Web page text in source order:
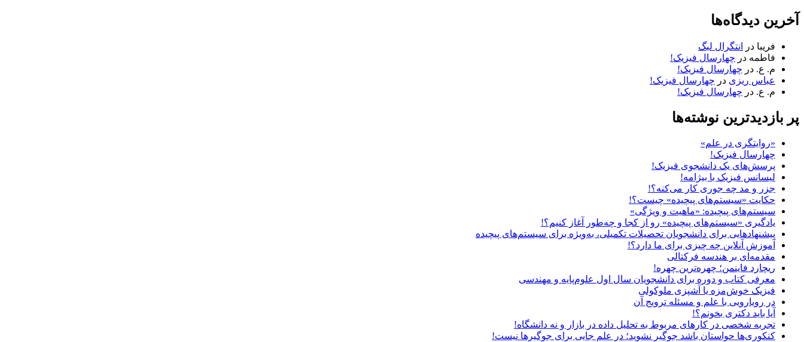
آخرین دیدگاه‌ها
فریبا در
انتگرال لبگ
فاطمه در چهارسال فیزیک!
م. ع. در چهارسال فیزیک!
عباس ریزی در چهارسال فیزیک!
م. ع. در چهارسال فیزیک!
پر بازدیدترین نوشته‌ها
«روایتگری در علم»
چهارسال فیزیک!
پرسش‌های یک دانشجوی فیزیک!
لیسانس فیزیک با بیژامه!
جزر و مد چه جوری کار می‌کنه؟!
حکایت «سیستم‌های پیچیده» چیست؟!
سیستم‌های پیچیده: «ماهیت و ویژگی‌»
یادگیری «سیستم‌های پیچیده» رو از کجا و چه‌طور آغاز کنیم؟!
پیشنهادهایی برای دانشجویان تحصیلات تکمیلی، به‌ویژه برای سیستم‌های پیچیده
آموزش آنلاین چه چیزی برای ما دارد؟!
مقدمه‌ای بر هندسه فرکتالی
ریچارد فاینمن؛ چهره‌ترین چهره!
معرفی کتاب و دوره برای دانشجویان سال اول علوم‌پایه و مهندسی
فیزیک خوش‌مزه یا آشپزی ملوکولی
در رویارویی با علم و مسئله ترویج آن
آیا باید دکتری بخونم؟!
تجربه شخصی در کارهای مربوط به تحلیل داده در بازار و نه دانشگاه!
کنکوری‌ها حواستان باشد جوگیر نشوید؛ در علم جایی برای جوگیرها نیست!